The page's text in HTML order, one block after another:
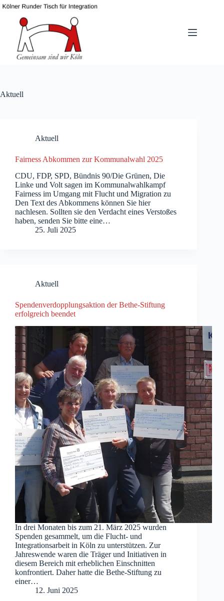
Zum
springen
Aktuell
Aktuell
Fairness Abkommen zur Kommunalwahl 2025
CDU, FDP, SPD, Bündnis 90/Die Grünen, Die
Linke und Volt sagen im Kommunalwahlkampf
Fairness im Umgang mit Flucht und Migration zu
Den Text des Abkommens können Sie hier
nachlesen. Sollten sie den Verdacht eines Verstoßes
haben, senden Sie bitte eine…
25. Juli 2025
Aktuell
Spendenverdopplungsaktion der Bethe-Stiftung
erfolgreich beendet
In drei Monaten bis zum 21. März 2025 wurden
Spenden gesammelt, um die Flucht- und
Integrationsarbeit in Köln zu unterstützen. Zur
Jahreswende waren die Träger und Initiativen in
diesem Bereich mit erheblichen Einschnitten
konfrontiert. Daher hatte die Bethe-Stiftung zu
einer…
12. Juni 2025